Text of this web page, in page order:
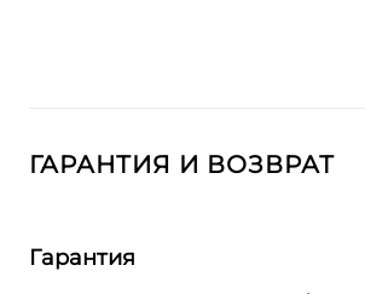
ГАРАНТИЯ И ВОЗВРАТ
Гарантия